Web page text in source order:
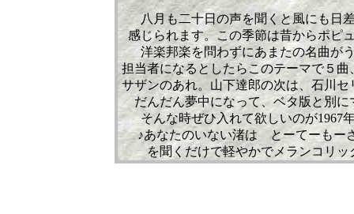
八月も二十日の声を聞くと風にも日
感じられます。この季節は昔からポピ
洋楽邦楽を問わずにあまたの名曲が
担当者になるとしたらこのテーマで５
サザンのあれ。山下達郎の次は、石川
だんだん夢中になって、ベタ版と別
そんな時ぜひ入れて欲しいのが1967
♪あなたのいない渚は とーてーもー
を聞くだけで軽やかでメランコリ